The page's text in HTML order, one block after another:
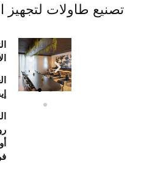
تصنيع طاولات لتجهيز